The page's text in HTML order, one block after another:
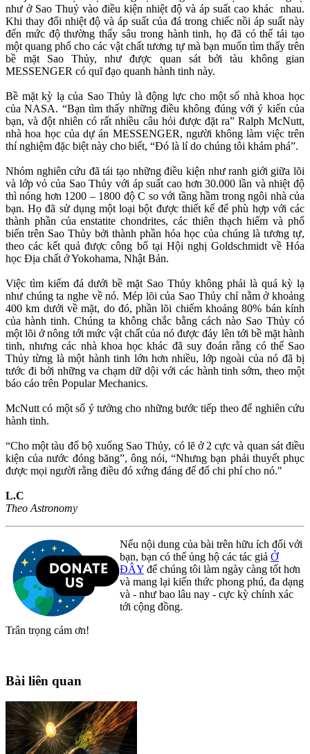
như ở Sao Thuỷ vào điều kiện nhiệt độ và áp suất cao khác nhau.
Khi thay đổi nhiệt độ và áp suất của đá trong chiếc nồi áp suất này
đến mức độ thường thấy sâu trong hành tinh, họ đã có thể tái tạo
một quang phổ cho các vật chất tương tự mà bạn muốn tìm thấy trên
bề mặt Sao Thủy, như được quan sát bởi tàu không gian
MESSENGER có quĩ đạo quanh hành tinh này.
Bề mặt kỳ lạ của Sao Thủy là động lực cho một số nhà khoa học
của NASA. “Bạn tìm thấy những điều không đúng với ý kiến của
bạn, và đột nhiên có rất nhiều câu hỏi được đặt ra” Ralph McNutt,
nhà hoa học của dự án MESSENGER, người không làm việc trên
thí nghiệm đặc biệt này cho biết, “Đó là lí do chúng tôi khám phá”.
Nhóm nghiên cứu đã tái tạo những điều kiện như ranh giới giữa lõi
và lớp vỏ của Sao Thủy với áp suất cao hơn 30.000 lần và nhiệt độ
thì nóng hơn 1200 – 1800 độ C so với tầng hầm trong ngôi nhà của
bạn. Họ đã sử dụng một loại bột được thiết kế để phù hợp với các
thành phần của enstatite chondrites, các thiên thạch hiếm và phổ
biến trên Sao Thủy bởi thành phần hóa học của chúng là tương tự,
theo các kết quả được công bố tại Hội nghị Goldschmidt về Hóa
học Địa chất ở Yokohama, Nhật Bản.
Việc tìm kiếm đá dưới bề mặt Sao Thủy không phải là quá kỳ lạ
như chúng ta nghe về nó. Mép lõi của Sao Thủy chỉ nằm ở khoảng
400 km dưới về mặt, do đó, phần lõi chiếm khoảng 80% bán kính
của hành tinh. Chúng ta không chắc bằng cách nào Sao Thủy có
một lõi ở nông tới mức vật chất của nó được đảy lên tới bề mặt hành
tinh, nhưng các nhà khoa học khác đã suy đoán rằng có thể Sao
Thủy từng là một hành tinh lớn hơn nhiều, lớp ngoài của nó đã bị
tước đi bởi những va chạm dữ dội với các hành tinh sớm, theo một
báo cáo trên Popular Mechanics.
McNutt có một số ý tưởng cho những bước tiếp theo để nghiên cứu
hành tinh.
“Cho một tàu đổ bộ xuống Sao Thủy, có lẽ ở 2 cực và quan sát điều
kiện của nước đóng băng”, ông nói, “Nhưng bạn phải thuyết phục
được mọi người rằng điều đó xứng đáng để đổ chi phí cho nó."
L.C
Theo Astronomy
Nếu nội dung của bài trên hữu ích đối với
bạn, bạn có thể ủng hộ các tác giả Ở
ĐÂY để chúng tôi làm ngày càng tốt hơn
và mang lại kiến thức phong phú, đa dạng
và - như bao lâu nay - cực kỳ chính xác
tới cộng đồng.
Trân trọng cám ơn!
Bài liên quan